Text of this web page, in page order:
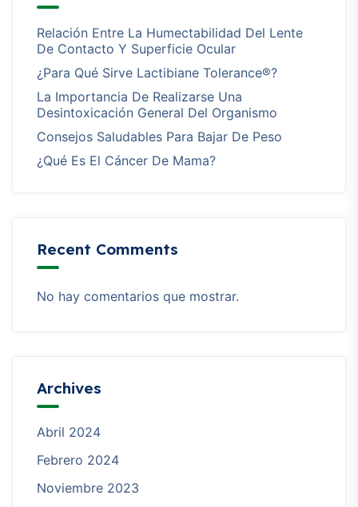
Relación Entre La Humectabilidad Del Lente
De Contacto Y Superficie Ocular
¿Para Qué Sirve Lactibiane Tolerance®?
La Importancia De Realizarse Una
Desintoxicación General Del Organismo
Consejos Saludables Para Bajar De Peso
¿Qué Es El Cáncer De Mama?
Recent Comments
No hay comentarios que mostrar.
Archives
Abril 2024
Febrero 2024
Noviembre 2023